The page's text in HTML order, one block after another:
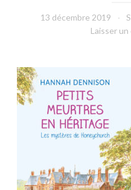
13 décembre 2019
Laisser